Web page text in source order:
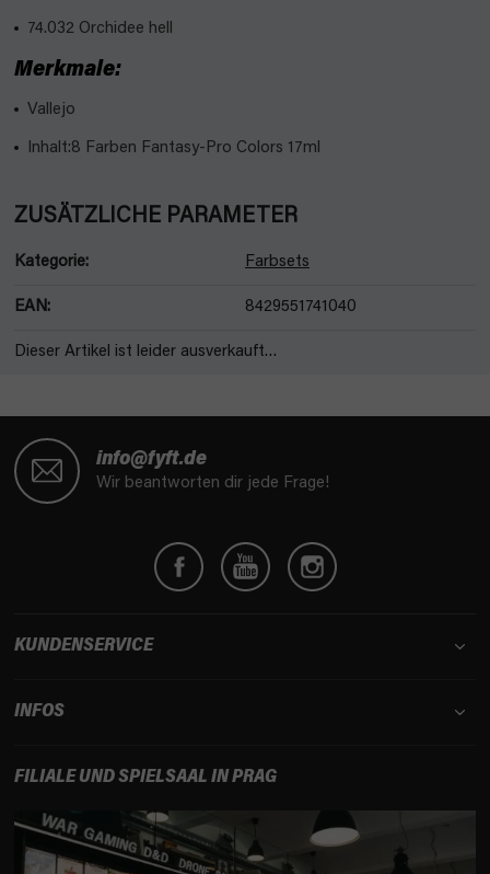
74.032 Orchidee hell
Merkmale:
Vallejo
Inhalt:8 Farben Fantasy-Pro Colors 17ml
ZUSÄTZLICHE PARAMETER
Kategorie: Farbsets
EAN: 8429551741040
Dieser Artikel ist leider ausverkauft…
info@fyft.de
Wir beantworten dir jede Frage!
KUNDENSERVICE
INFOS
FILIALE UND SPIELSAAL IN PRAG